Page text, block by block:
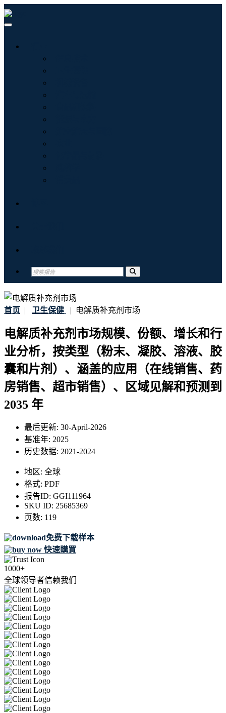
首页 | 卫生保健 | 电解质补充剂市场
电解质补充剂市场规模、份额、增长和行
业分析，按类型（粉末、凝胶、溶液、胶
囊和片剂）、涵盖的应用（在线销售、药
房销售、超市销售）、区域见解和预测到
2035 年
最后更新: 30-April-2026
基准年: 2025
历史数据: 2021-2024
地区: 全球
格式: PDF
报告ID: GGI111964
SKU ID: 25685369
页数: 119
免费下载样本
快速購買
1000+
全球领导者信赖我们